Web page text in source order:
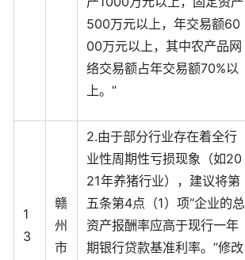
500万元以上，年交易额60
00万元以上，其中农产品网
络交易额占年交易额70%以
上。”
1
3
赣
州
市
2.由于部分行业存在着全行
业性周期性亏损现象（如20
21年养猪行业），建议将第
五条第4点（1）项“企业的总
资产报酬率应高于现行一年
期银行贷款基准利率。”修改